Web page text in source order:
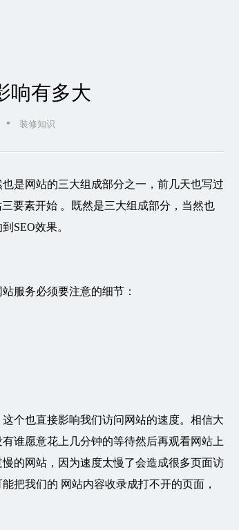
响有多大
• 装修知识
是网站的三大组成部分之一，前几天也写过
要素开始 。既然是三大组成部分，当然也
SEO效果。
服务必须要注意的细节：
个也直接影响我们访问网站的速度。相信大
谁愿意花上几分钟的等待然后再观看网站上
的网站，因为速度太慢了会造成很多页面访
把我们的 网站内容收录成打不开的页面，